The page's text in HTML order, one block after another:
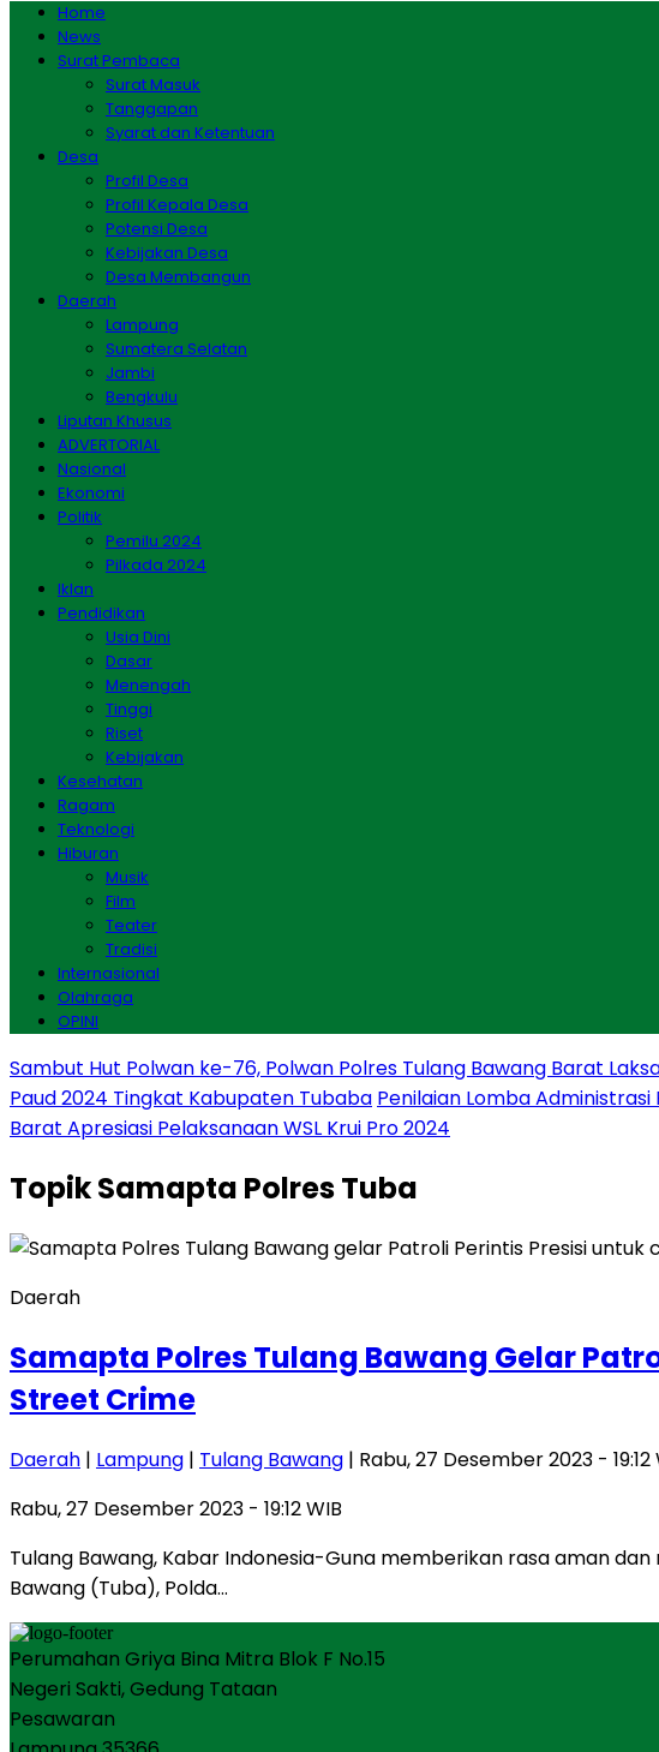
Home
News
Surat Pembaca
Surat Masuk
Tanggapan
Syarat dan Ketentuan
Desa
Profil Desa
Profil Kepala Desa
Potensi Desa
Kebijakan Desa
Desa Membangun
Daerah
Lampung
Sumatera Selatan
Jambi
Bengkulu
Liputan Khusus
ADVERTORIAL
Nasional
Ekonomi
Politik
Pemilu 2024
Pilkada 2024
Iklan
Pendidikan
Usia Dini
Dasar
Menengah
Tinggi
Riset
Kebijakan
Kesehatan
Ragam
Teknologi
Hiburan
Musik
Film
Teater
Tradisi
Internasional
Olahraga
OPINI
Sambut Hut Polwan ke-76, Polwan Polres Tulang Bawang Barat
Paud 2024 Tingkat Kabupaten Tubaba Penilaian Lomba
Barat Apresiasi Pelaksanaan WSL Krui Pro 2024
TopikSamapta Polres Tuba
Daerah
Samapta Polres Tulang Bawang Gelar
Street Crime
Daerah | Lampung | Tulang Bawang | Rabu, 27 Desember 2023 - 19:12
Rabu, 27 Desember 2023 - 19:12 WIB
Tulang Bawang, Kabar Indonesia-Guna memberikan rasa aman
Bawang (Tuba), Polda…
Perumahan Griya Bina Mitra Blok F No.15
Negeri Sakti, Gedung Tataan
Pesawaran